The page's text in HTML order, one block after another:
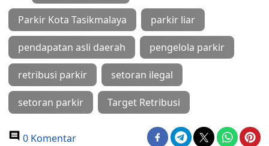
Parkir Kota Tasikmalaya parkir liar
pendapatan asli daerah pengelola parkir
retribusi parkir setoran ilegal
setoran parkir Target Retribusi
0 Komentar